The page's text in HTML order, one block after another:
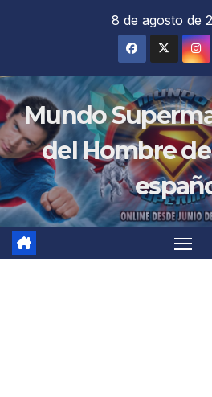
8 de agosto de
Mundo
del Hombre